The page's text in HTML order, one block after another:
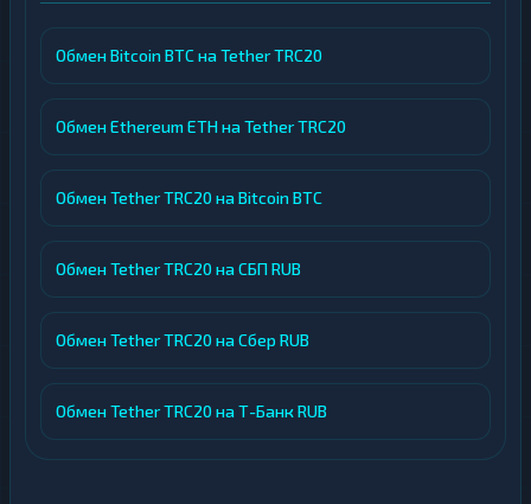
Обмен Bitcoin BTC на Tether TRC20
Обмен Ethereum ETH на Tether TRC20
Обмен Tether TRC20 на Bitcoin BTC
Обмен Tether TRC20 на СБП RUB
Обмен Tether TRC20 на Сбер RUB
Обмен Tether TRC20 на Т-Банк RUB